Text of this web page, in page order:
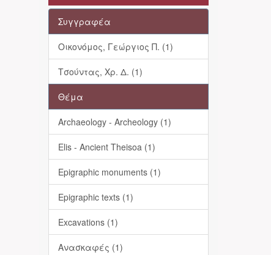
Συγγραφέα
Οικονόμος, Γεώργιος Π. (1)
Τσούντας, Χρ. Δ. (1)
Θέμα
Archaeology - Archeology (1)
Elis - Ancient Theisoa (1)
Epigraphic monuments (1)
Epigraphic texts (1)
Excavations (1)
Ανασκαφές (1)